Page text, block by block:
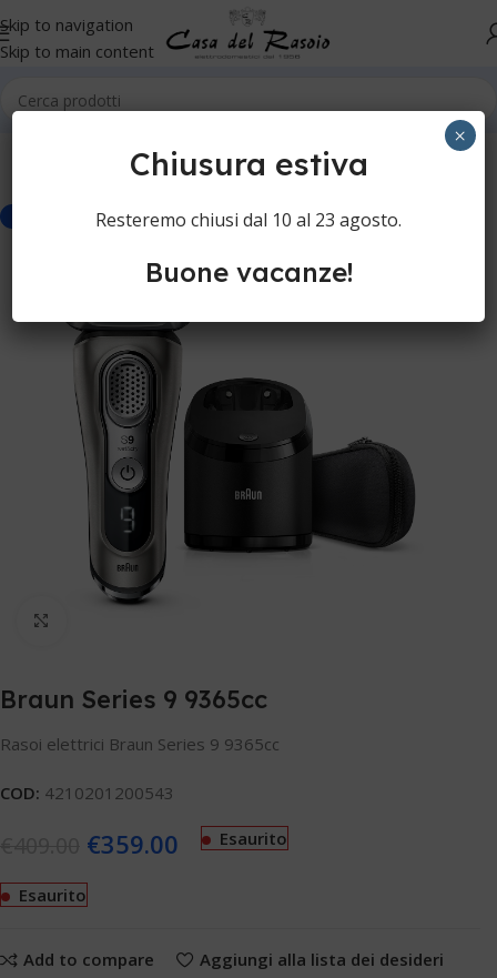
Skip to navigation
Skip to main content
Braun Series 9 9365cc
Rasoi elettrici Braun Series 9 9365cc
COD: 4210201200543
€359.00 Esaurito
Esaurito
Add to compare Aggiungi alla lista dei desideri
Chiusura estiva
Resteremo chiusi dal 10 al 23 agosto.
Buone vacanze!
×